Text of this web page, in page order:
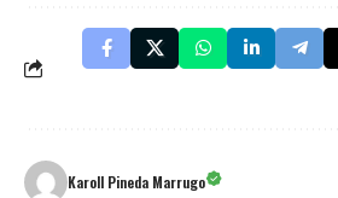
Karoll Pineda Marrugo